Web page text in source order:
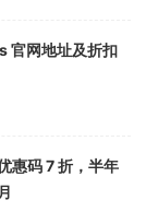
官网地址及折扣
惠码 7 折，半年